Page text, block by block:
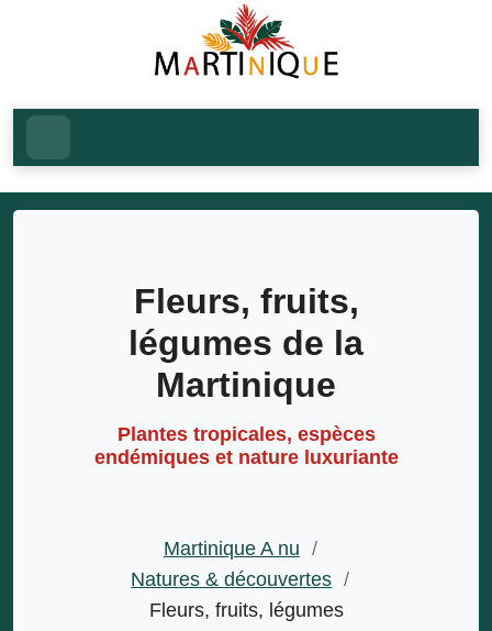
Fleurs, fruits,
légumes de la
Martinique
Plantes tropicales, espèces
endémiques et nature luxuriante
Martinique A nu /
Natures & découvertes /
Fleurs, fruits, légumes